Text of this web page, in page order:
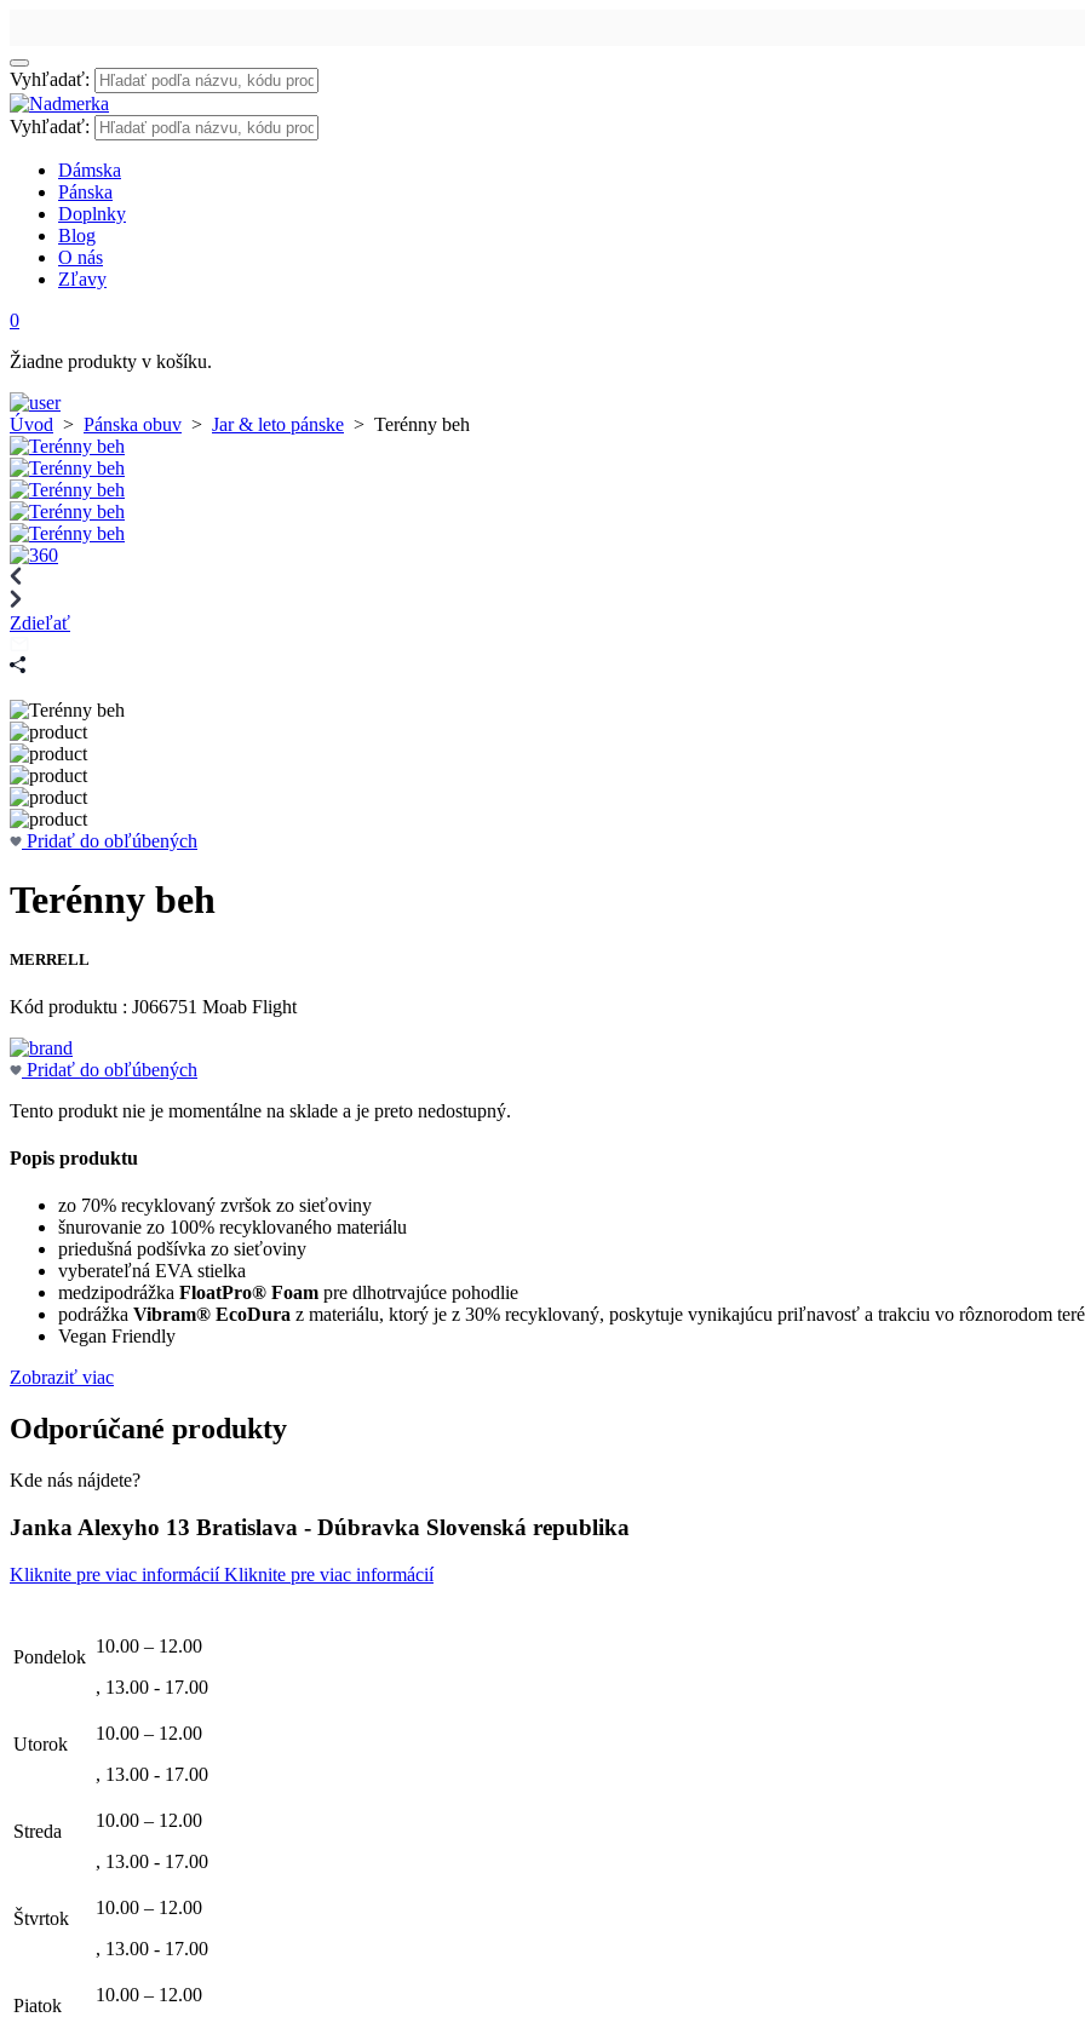
Vyhľadať:
Vyhľadať:
Dámska
Pánska
Doplnky
Blog
O nás
Zľavy
0
Žiadne produkty v košíku.
Úvod > Pánska obuv > Jar & leto pánske > Terénny beh
Zdieľať
Pridať do obľúbených
Terénny beh
MERRELL
Kód produktu : J066751 Moab Flight
Pridať do obľúbených
Tento produkt nie je momentálne na sklade a je preto nedostupný.
Popis produktu
zo 70% recyklovaný zvršok zo sieťoviny
šnurovanie zo 100% recyklovaného materiálu
priedušná podšívka zo sieťoviny
vyberateľná EVA stielka
medzipodrážka FloatPro® Foam pre dlhotrvajúce pohodlie
podrážka Vibram® EcoDura z materiálu, ktorý je z 30% recyklovaný, poskytuje vynikajúcu priľnavosť a trakciu vo rôznorodom
Vegan Friendly
Zobraziť viac
Odporúčané produkty
Kde nás nájdete?
Janka Alexyho 13 Bratislava - Dúbravka Slovenská republika
Kliknite pre viac informáciíKliknite pre viac informácií
Pondelok
10.00 – 12.00
, 13.00 - 17.00
Utorok
10.00 – 12.00
, 13.00 - 17.00
Streda
10.00 – 12.00
, 13.00 - 17.00
Štvrtok
10.00 – 12.00
, 13.00 - 17.00
Piatok
10.00 – 12.00